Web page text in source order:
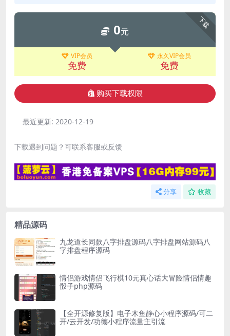
下载
0元
VIP会员
免费
永久VIP会员
免费
购买下载权限
最近更新: 2020-12-19
下载遇到问题？可联系客服或反馈
分享 收藏
精品源码
九龙道长同款八字排盘源码八字排盘网站源码八
字排盘程序源码
情侣游戏情侣飞行棋10元真心话大冒险情侣情趣
骰子php源码
【全开源修复版】电子木鱼静心小程序源码/可二
开/云开发/功德小程序流量主引流